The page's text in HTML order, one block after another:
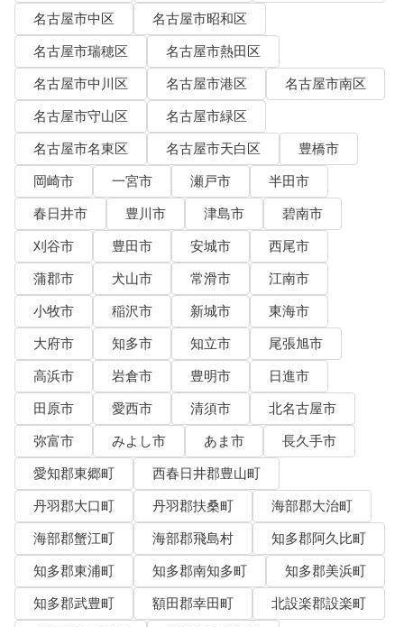
名古屋市中区
名古屋市昭和区
名古屋市瑞穂区
名古屋市熱田区
名古屋市中川区
名古屋市港区
名古屋市南区
名古屋市守山区
名古屋市緑区
名古屋市名東区
名古屋市天白区
豊橋市
岡崎市
一宮市 瀬戸市
半田市
春日井市
豊川市 津島市
碧南市
刈谷市
豊田市 安城市
西尾市
蒲郡市
犬山市 常滑市
江南市
小牧市
稲沢市 新城市
東海市
大府市
知多市 知立市
尾張旭市
高浜市
岩倉市 豊明市
日進市
田原市
愛西市 清須市
北名古屋市
弥富市
みよし市 あま市
長久手市
愛知郡東郷町
西春日井郡豊山町
丹羽郡大口町
丹羽郡扶桑町
海部郡大治町
海部郡蟹江町
海部郡飛島村
知多郡阿久比町
知多郡東浦町
知多郡南知多町
知多郡美浜町
知多郡武豊町
額田郡幸田町
北設楽郡設楽町